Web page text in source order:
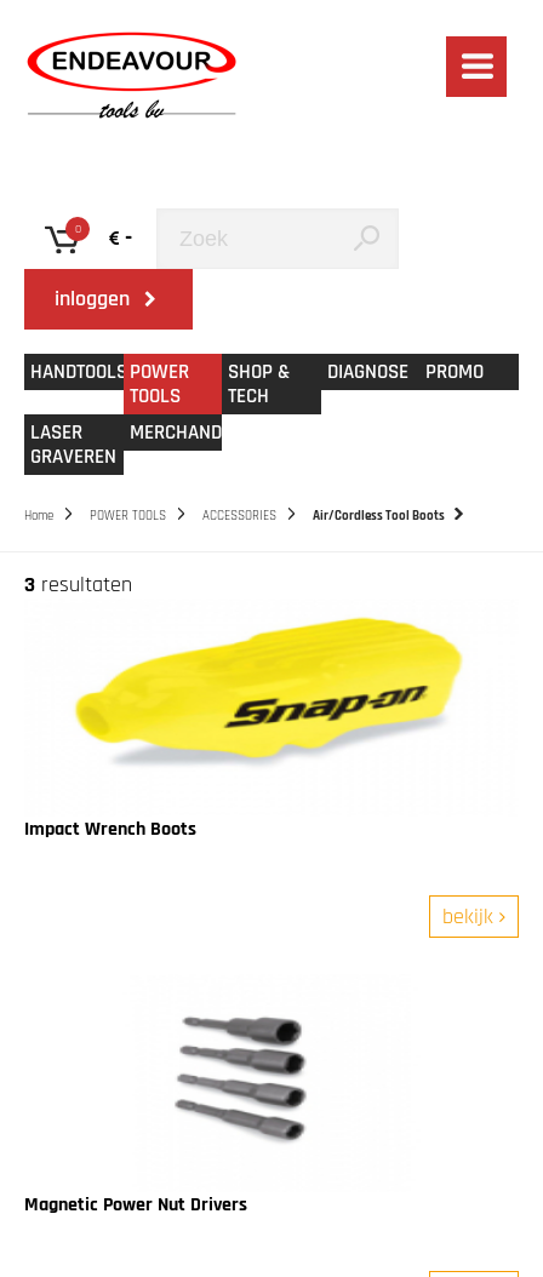
0 -
inloggen
HANDTOOLS POWER
TOOLS
SHOP &
TECH
DIAGNOSE PROMO
LASER
GRAVEREN
MERCHANDISE
Home POWER TOOLS ACCESSORIES Air/Cordless Tool Boots
3 resultaten
Impact Wrench Boots
bekijk
Magnetic Power Nut Drivers